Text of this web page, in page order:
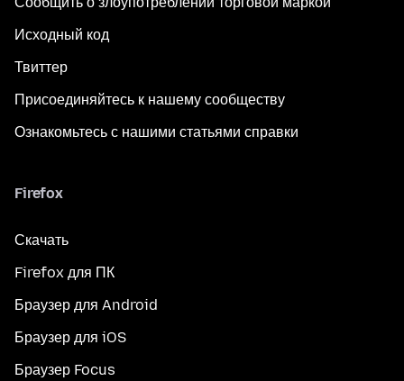
Исходный код
Твиттер
Присоединяйтесь к нашему сообществу
Ознакомьтесь с нашими статьями справки
Firefox
Скачать
Firefox для ПК
Браузер для Android
Браузер для iOS
Браузер Focus